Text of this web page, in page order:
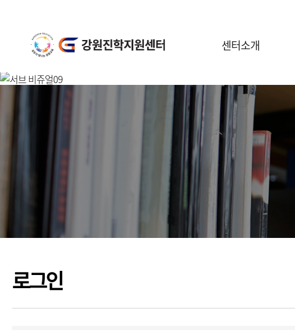
센터소개
센터안내
일정안내
공지사항
로그인